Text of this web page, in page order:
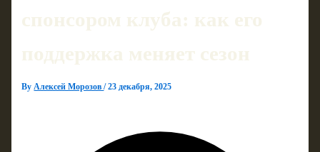
спонсором клуба: как его
поддержка меняет сезон
ByАлексей Морозов/23 декабря, 2025